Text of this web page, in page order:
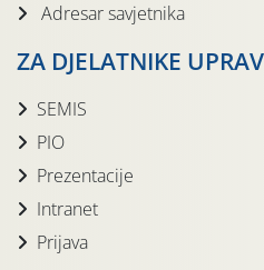
Adresar savjetnika
ZA DJELATNIKE
SEMIS
PIO
Prezentacije
Intranet
Prijava